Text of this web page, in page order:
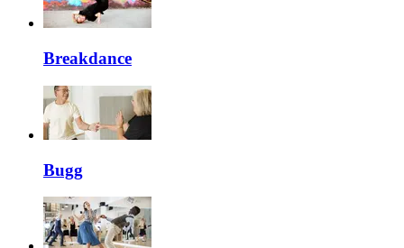
Breakdance
Bugg